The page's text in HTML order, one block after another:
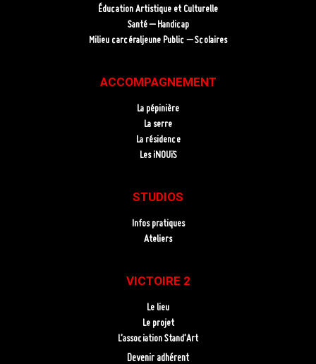
Éducation Artistique et Culturelle
Santé – Handicap
Milieu carcéraljeune Public – Scolaires
ACCOMPAGNEMENT
La pépinière
La serre
La résidence
Les iNOUïS
STUDIOS
Infos pratiques
Ateliers
VICTOIRE 2
Le lieu
Le projet
L’association Stand’Art
Devenir adhérent